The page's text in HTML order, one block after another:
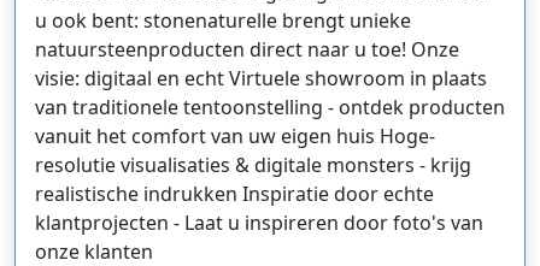
u ook bent: stonenaturelle brengt unieke
natuursteenproducten direct naar u toe! Onze
visie: digitaal en echt Virtuele showroom in plaats
van traditionele tentoonstelling - ontdek producten
vanuit het comfort van uw eigen huis Hoge-
resolutie visualisaties & digitale monsters - krijg
realistische indrukken Inspiratie door echte
klantprojecten - Laat u inspireren door foto's van
onze klanten